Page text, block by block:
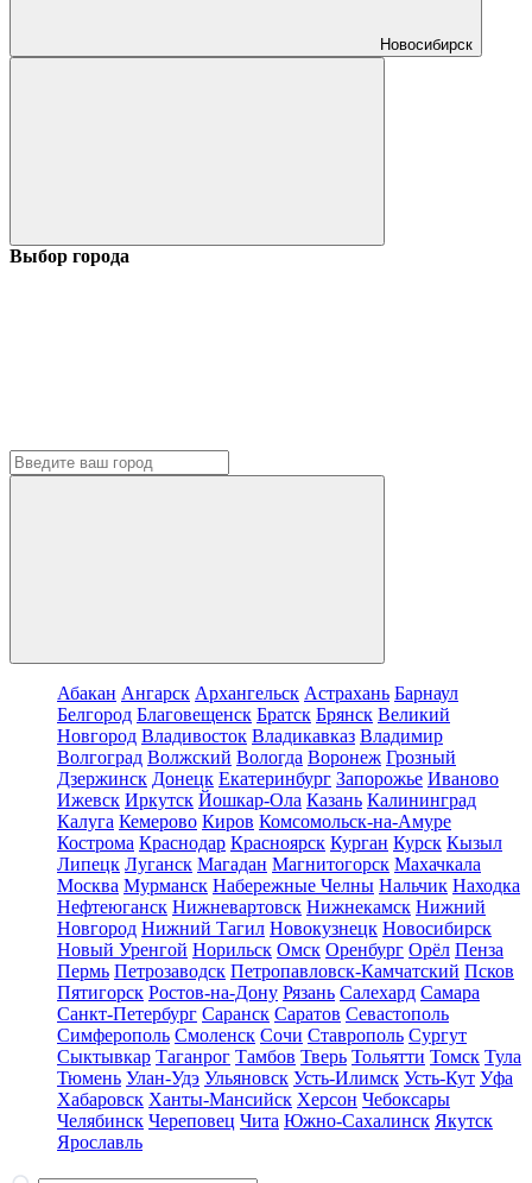
Новосибирск
Выбор города
Абакан Ангарск Архангельск Астрахань Барнаул
Белгород Благовещенск Братск Брянск Великий
Новгород Владивосток Владикавказ Владимир
Волгоград Волжский Вологда Воронеж Грозный
Дзержинск Донецк Екатеринбург Запорожье Иваново
Ижевск Иркутск Йошкар-Ола Казань Калининград
Калуга Кемерово Киров Комсомольск-на-Амуре
Кострома Краснодар Красноярск Курган Курск Кызыл
Липецк Луганск Магадан Магнитогорск Махачкала
Москва Мурманск Набережные Челны Нальчик Находка
Нефтеюганск Нижневартовск Нижнекамск Нижний
Новгород Нижний Тагил Новокузнецк Новосибирск
Новый Уренгой Норильск Омск Оренбург Орёл Пенза
Пермь Петрозаводск Петропавловск-Камчатский Псков
Пятигорск Ростов-на-Дону Рязань Салехард Самара
Санкт-Петербург Саранск Саратов Севастополь
Симферополь Смоленск Сочи Ставрополь Сургут
Сыктывкар Таганрог Тамбов Тверь Тольятти Томск Тула
Тюмень Улан-Удэ Ульяновск Усть-Илимск Усть-Кут Уфа
Хабаровск Ханты-Мансийск Херсон Чебоксары
Челябинск Череповец Чита Южно-Сахалинск Якутск
Ярославль